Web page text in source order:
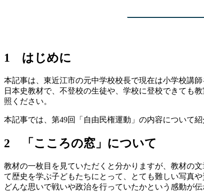
1 はじめに
本記事は、東近江市の元中学校校長で現在は小学校講
日本史教材で、不登校の生徒や、学校に登校できても
照ください。
本記事では、第49回「自由民権運動」の内容について
2 「こころの窓」について
教材の一枚目を見ていただくと分かりますが、教材の
て歴史を学ぶ子どもたちにとって、とても難しい写真
どんな思いで戦いや政治を行っていたかという感動が